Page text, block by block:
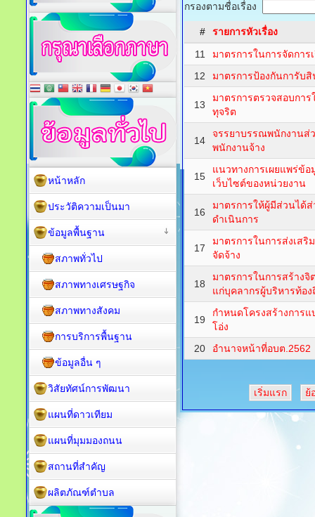
กรองตามชื่อเรื่อง
#
รายการหัวเรื่อง
11
มาตรการในการจัดการ
12
มาตรการป้องกันการับ
13
มาตรการตรวจสอบกา
ทุจริต
14
จรรยาบรรณพนักงานส่
พนักงานจ้าง
15
แนวทางการเผยแพร่ข้
เว็บไซต์ของหน่วยงาน
16
มาตรการให้ผู้มีส่วนได้
ดำเนินการ
17
มาตรการในการส่งเสริ
จัดจ้าง
18
มาตรการในการสร้าง
แก่บุคลากรผู้บริหารท้อง
19
กำหนดโครงสร้างการ
โอ่ง
20
อำนาจหน้าที่อบต.2562
เริ่มแรก ย้
หน้าหลัก
ประวัติความเป็นมา
ข้อมูลพื้นฐาน
สภาพทั่วไป
สภาพทางเศรษฐกิจ
สภาพทางสังคม
การบริการพื้นฐาน
ข้อมูลอื่น ๆ
วิสัยทัศน์การพัฒนา
แผนที่ดาวเทียม
แผนที่มุมมองถนน
สถานที่สำคัญ
ผลิตภัณฑ์ตำบล